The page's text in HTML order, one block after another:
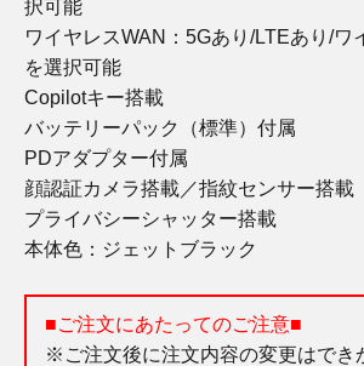
択可能
ワイヤレスWAN：5Gあり/LTEあり/ワ
を選択可能
Copilotキー搭載
バッテリーパック（標準）付属
PDアダプター付属
顔認証カメラ搭載／指紋センサー搭載
プライバシーシャッター搭載
本体色：ジェットブラック
■ご注文にあたってのご注意■
※ご注文後に注文内容の変更はでき